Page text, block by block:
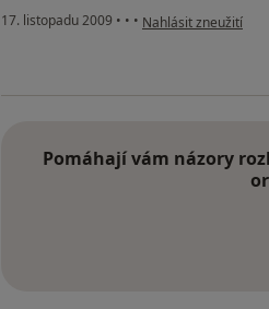
17. listopadu 2009 • • • podle názoru
Nahlásit zneužití
Pomáhají vám názory